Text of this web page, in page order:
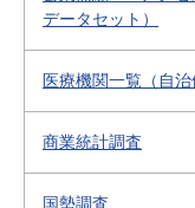
データセット）
医療機関一覧（自
商業統計調査
国勢調査